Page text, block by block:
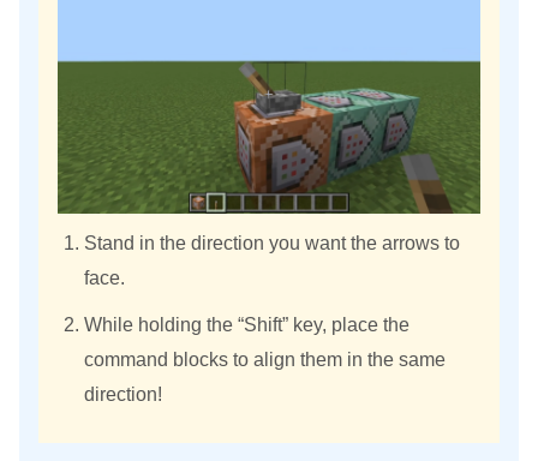
Stand in the direction you want the arrows to
face.
While holding the “Shift” key, place the
command blocks to align them in the same
direction!